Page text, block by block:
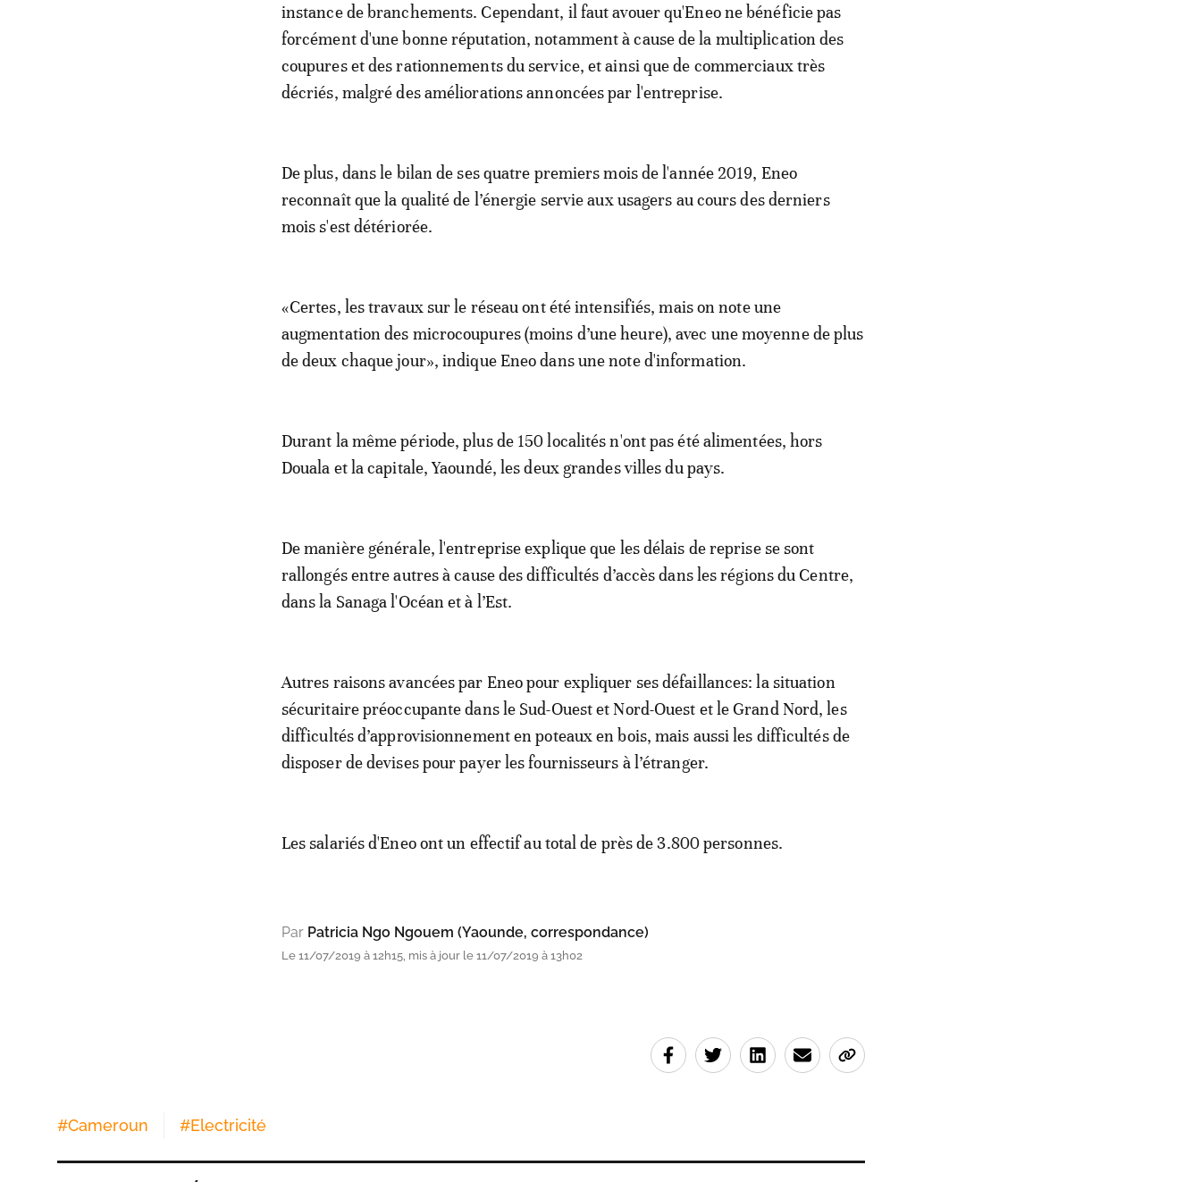
instance de branchements. Cependant, il faut avouer qu'Eneo ne bénéficie pas
forcément d'une bonne réputation, notamment à cause de la multiplication des
coupures et des rationnements du service, et ainsi que de commerciaux très
décriés, malgré des améliorations annoncées par l'entreprise.
De plus, dans le bilan de ses quatre premiers mois de l'année 2019, Eneo
reconnaît que la qualité de l’énergie servie aux usagers au cours des derniers
mois s'est détériorée.
«Certes, les travaux sur le réseau ont été intensifiés, mais on note une
augmentation des microcoupures (moins d’une heure), avec une moyenne de plus
de deux chaque jour», indique Eneo dans une note d'information.
Durant la même période, plus de 150 localités n'ont pas été alimentées, hors
Douala et la capitale, Yaoundé, les deux grandes villes du pays.
De manière générale, l'entreprise explique que les délais de reprise se sont
rallongés entre autres à cause des difficultés d’accès dans les régions du Centre,
dans la Sanaga l'Océan et à l’Est.
Autres raisons avancées par Eneo pour expliquer ses défaillances: la situation
sécuritaire préoccupante dans le Sud-Ouest et Nord-Ouest et le Grand Nord, les
difficultés d’approvisionnement en poteaux en bois, mais aussi les difficultés de
disposer de devises pour payer les fournisseurs à l’étranger.
Les salariés d'Eneo ont un effectif au total de près de 3.800 personnes.
Par Patricia Ngo Ngouem (Yaounde, correspondance)
Le 11/07/2019 à 12h15, mis à jour le 11/07/2019 à 13h02
#Cameroun #Electricité